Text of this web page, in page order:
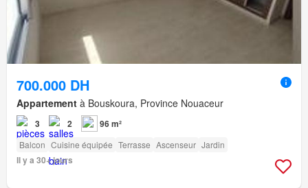
700.000 DH
Appartement à Bouskoura, Province Nouaceur
3 2 96 m²
Balcon Cuisine équipée Terrasse Ascenseur Jardin
Il y a 30+ jours